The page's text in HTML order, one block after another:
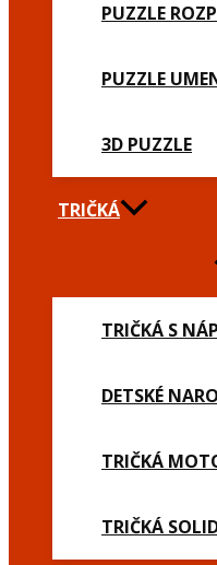
PUZZLE
PUZZLE
3D PUZZLE
TRIČKÁ
TRIČKÁ S
DETSKÉ
TRIČKÁ
TRIČKÁ